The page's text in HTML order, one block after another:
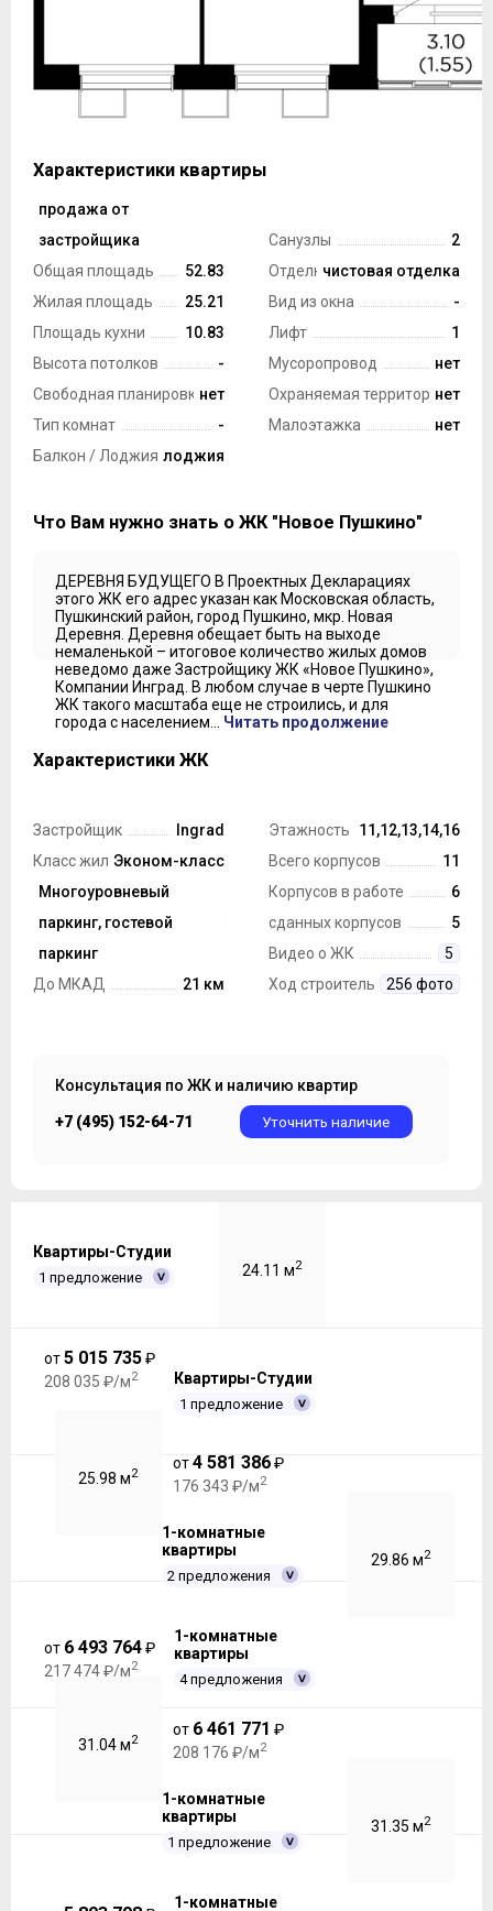
Характеристики квартиры
Тип сделки
продажа от
застройщика
Общая площадь
52.83
Жилая площадь
25.21
Площадь кухни
10.83
Высота потолков
-
Свободная планировканет
Тип комнат
-
Балкон / Лоджия лоджия
Санузлы
2
Отделкачистовая отделка
Вид из окна
-
Лифт
1
Мусоропровод
нет
Охраняемая территориянет
Малоэтажка
нет
Что Вам нужно знать о ЖК "Новое Пушкино"
ДЕРЕВНЯ БУДУЩЕГО В Проектных Декларациях
этого ЖК его адрес указан как Московская область,
Пушкинский район, город Пушкино, мкр. Новая
Деревня. Деревня обещает быть на выходе
немаленькой – итоговое количество жилых домов
неведомо даже Застройщику ЖК «Новое Пушкино»,
Компании Инград. В любом случае в черте Пушкино
ЖК такого масштаба еще не строились, и для
города с населением... Читать продолжение
Характеристики ЖК
Застройщик
Ingrad
Класс жильяЭконом-класс
Технология
строительства
Монолит
Парковка
Многоуровневый
паркинг, гостевой
паркинг
До МКАД
21 км
Этажность ЖК11,12,13,14,16
Всего корпусов
11
Корпусов в работе
6
сданных корпусов
5
Видео о ЖК
5
Ход строительства256 фото
Консультация по ЖК и наличию квартир
+7 (495) 152-64-71 Уточнить наличие
Квартиры-Студии
1 предложение 24.11 м2
от5 015 735₽
208 035 ₽/м2 Квартиры-Студии
1 предложение
25.98 м2
от4 581 386₽
176 343 ₽/м2
1-комнатные
квартиры
2 предложения
29.86 м2
от 6 493 764₽
217 474 ₽/м2
1-комнатные
квартиры
4 предложения
31.04 м2
от 6 461 771 ₽
208 176 ₽/м2
1-комнатные
квартиры
1 предложение
31.35 м2
1-комнатные